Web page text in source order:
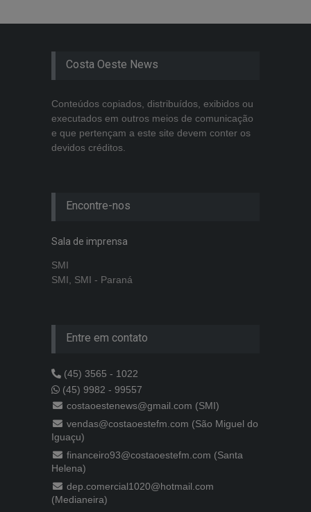
Costa Oeste News
Conteúdos copiados, distribuídos, exibidos ou
executados em outros meios de comunicação
e que pertençam a este site devem conter os
devidos créditos.
Encontre-nos
Sala de imprensa
SMI
SMI, SMI - Paraná
Entre em contato
(45) 3565 - 1022
(45) 9982 - 99557
costaoestenews@gmail.com (SMI)
vendas@costaoestefm.com (São Miguel do
Iguaçu)
financeiro93@costaoestefm.com (Santa
Helena)
dep.comercial1020@hotmail.com
(Medianeira)